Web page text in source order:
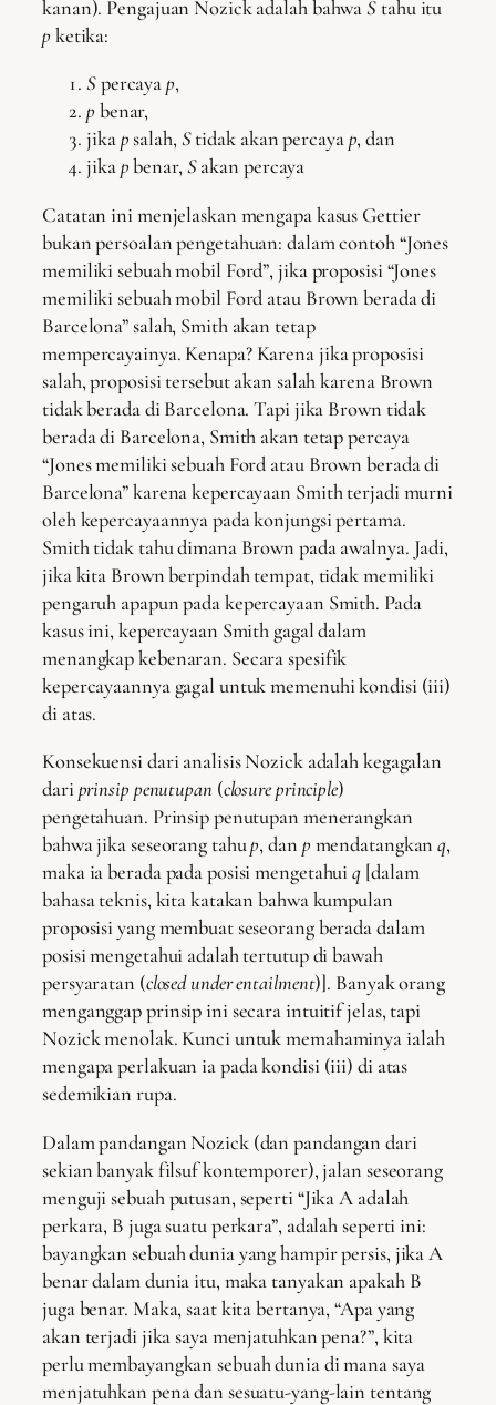
kanan). Pengajuan Nozick adalah bahwaStahu itu
p ketika:
Spercayap,
p benar,
jikapsalah, Stidak akan percayap, dan
jikapbenar, Sakan percaya
Catatan ini menjelaskan mengapa kasus Gettier
bukan persoalan pengetahuan: dalam contoh “Jones
memiliki sebuah mobil Ford”, jika proposisi “Jones
memiliki sebuah mobil Ford atau Brown berada di
Barcelona” salah, Smith akan tetap
mempercayainya. Kenapa? Karena jika proposisi
salah, proposisi tersebut akan salah karena Brown
tidak berada di Barcelona. Tapi jika Brown tidak
berada di Barcelona, Smith akan tetap percaya
“Jones memiliki sebuah Ford atau Brown berada di
Barcelona” karena kepercayaan Smith terjadi murni
oleh kepercayaannya pada konjungsi pertama.
Smith tidak tahu dimana Brown pada awalnya. Jadi,
jika kita Brown berpindah tempat, tidak memiliki
pengaruh apapun pada kepercayaan Smith. Pada
kasus ini, kepercayaan Smith gagal dalam
menangkap kebenaran. Secara spesifik
kepercayaannya gagal untuk memenuhi kondisi (iii)
di atas.
Konsekuensi dari analisis Nozick adalah kegagalan
dari prinsip penutupan (closure principle)
pengetahuan. Prinsip penutupan menerangkan
bahwa jika seseorang tahup, dan p mendatangkanq,
maka ia berada pada posisi mengetahuiq [dalam
bahasa teknis, kita katakan bahwa kumpulan
proposisi yang membuat seseorang berada dalam
posisi mengetahui adalah tertutup di bawah
persyaratan (closed under entailment)]. Banyak orang
menganggap prinsip ini secara intuitif jelas, tapi
Nozick menolak. Kunci untuk memahaminya ialah
mengapa perlakuan ia pada kondisi (iii) di atas
sedemikian rupa.
Dalam pandangan Nozick (dan pandangan dari
sekian banyak filsuf kontemporer), jalan seseorang
menguji sebuah putusan, seperti “Jika A adalah
perkara, B juga suatu perkara”, adalah seperti ini:
bayangkan sebuah dunia yang hampir persis, jika A
benar dalam dunia itu, maka tanyakan apakah B
juga benar. Maka, saat kita bertanya, “Apa yang
akan terjadi jika saya menjatuhkan pena?”, kita
perlu membayangkan sebuah dunia di mana saya
menjatuhkan pena dan sesuatu-yang-lain tentang